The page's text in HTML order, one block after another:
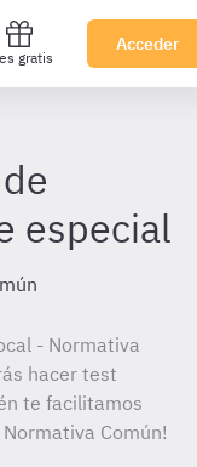
gratis
Acceder
especial
- Normativa
hacer test
te facilitamos
Común!